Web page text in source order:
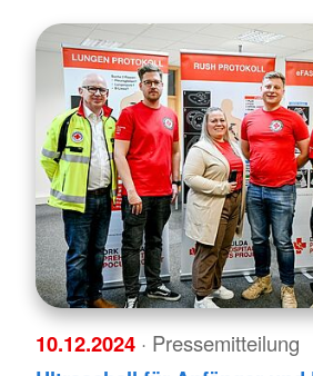
10.12.2024 · Pressemitteilung